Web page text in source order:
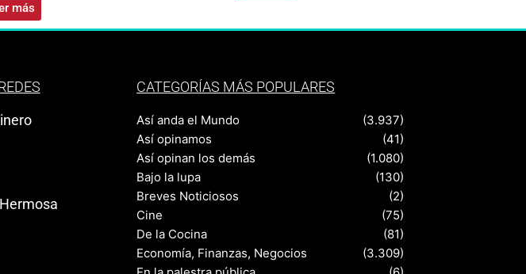
más
CATEGORÍAS MÁS POPULARES
Así anda el Mundo
(3.937)
Así opinamos
(41)
Así opinan los demás
(1.080)
Bajo la lupa
(130)
Breves Noticiosos
(2)
Cine
(75)
De la Cocina
(81)
Economía, Finanzas, Negocios
(3.309)